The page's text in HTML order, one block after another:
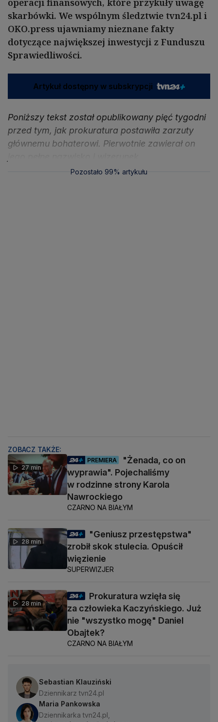
operacji finansowych, które przykuły uwagę
skarbówki. We wspólnym śledztwie tvn24.pl i
OKO.press ujawniamy nieznane fakty
dotyczące największej inwestycji z Funduszu
Sprawiedliwości.
Artykuł dostępny w subskrypcji
Poniższy tekst został opublikowany pięć tygodni
przed tym, jak prokuratura postawiła zarzuty
głównemu bohaterowi. Pierwotnie zawierał on
Pozostało 99% artykułu
ZOBACZ TAKŻE:
27 min
PREMIERA
"Żenada, co on
wyprawia". Pojechaliśmy
w rodzinne strony Karola
Nawrockiego
CZARNO NA BIAŁYM
28 min
"Geniusz przestępstwa"
zrobił skok stulecia. Opuścił
więzienie
SUPERWIZJER
28 min
Prokuratura wzięła się
za człowieka Kaczyńskiego. Już
nie "wszystko mogę" Daniel
Obajtek?
CZARNO NA BIAŁYM
Sebastian Klauziński
Dziennikarz tvn24.pl
Maria Pankowska
Dziennikarka tvn24.pl,